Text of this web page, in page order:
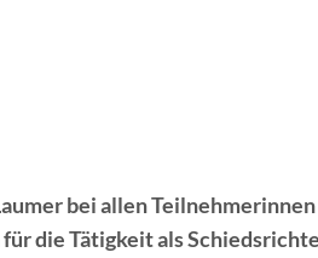
bei allen
die Tätigkeit als